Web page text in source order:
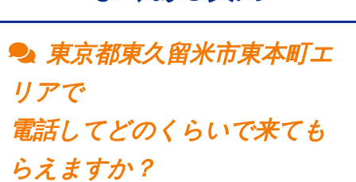
東京都東久留米市東本町エ
リアで
電話してどのくらいで来ても
らえますか？